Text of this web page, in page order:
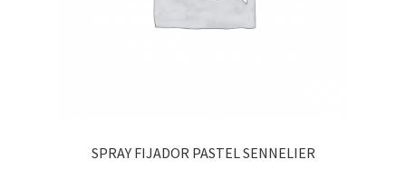
SPRAY FIJADOR PASTEL SENNELIER